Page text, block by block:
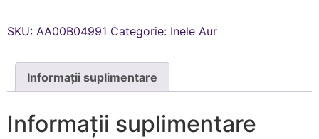
SKU: AA00В04991 Categorie: Inele Aur
Informații suplimentare
Informații suplimentare